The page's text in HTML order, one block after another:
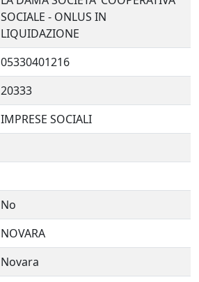
SOCIALE - ONLUS IN
LIQUIDAZIONE
05330401216
20333
IMPRESE SOCIALI
No
NOVARA
Novara